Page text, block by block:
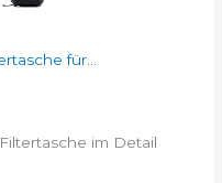
für...
im Detail